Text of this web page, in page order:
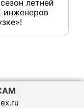
летней
инженеров